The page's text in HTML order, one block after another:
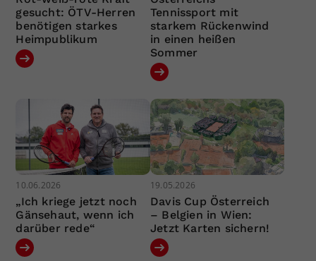
gesucht: ÖTV-Herren
benötigen starkes
Heimpublikum
Tennissport mit
starkem Rückenwind
in einen heißen
Sommer
10.06.2026
„Ich kriege jetzt noch
Gänsehaut, wenn ich
darüber rede“
19.05.2026
Davis Cup Österreich
– Belgien in Wien:
Jetzt Karten sichern!